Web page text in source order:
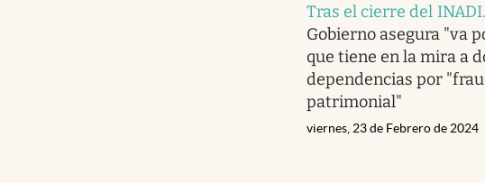
Tras el cierre del INADI.
Gobierno asegura "va
que tiene en la mira a
dependencias por
patrimonial"
viernes, 23 de Febrero de 2024